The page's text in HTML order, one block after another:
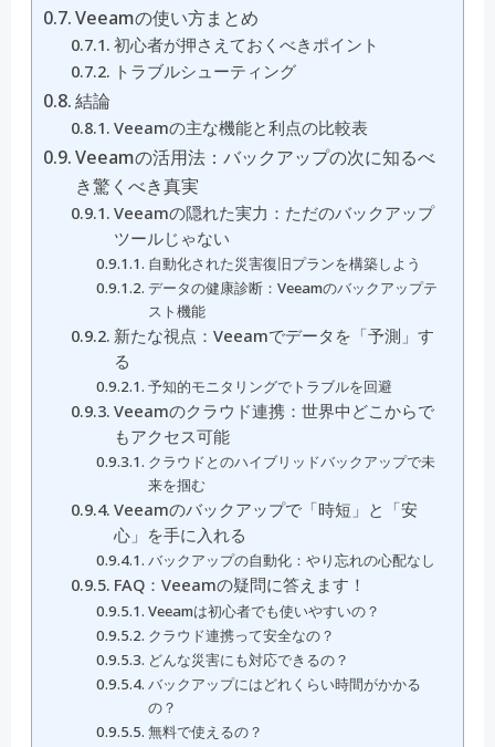
Veeamの使い方まとめ
初心者が押さえておくべきポイント
トラブルシューティング
結論
Veeamの主な機能と利点の比較表
Veeamの活用法：バックアップの次に知るべ
き驚くべき真実
Veeamの隠れた実力：ただのバックアップ
ツールじゃない
自動化された災害復旧プランを構築しよう
データの健康診断：Veeamのバックアップテ
スト機能
新たな視点：Veeamでデータを「予測」す
る
予知的モニタリングでトラブルを回避
Veeamのクラウド連携：世界中どこからで
もアクセス可能
クラウドとのハイブリッドバックアップで未
来を掴む
Veeamのバックアップで「時短」と「安
心」を手に入れる
バックアップの自動化：やり忘れの心配なし
FAQ：Veeamの疑問に答えます！
Veeamは初心者でも使いやすいの？
クラウド連携って安全なの？
どんな災害にも対応できるの？
バックアップにはどれくらい時間がかかる
の？
無料で使えるの？